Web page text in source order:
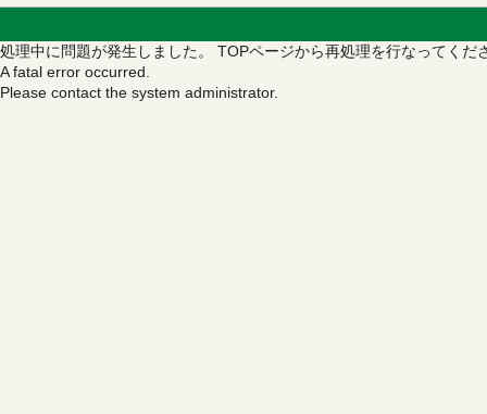
処理中に問題が発生しました。 TOPページから再処理を行なってくだ
A fatal error occurred.
Please contact the system administrator.